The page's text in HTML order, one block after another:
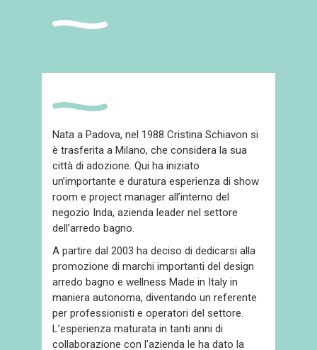
Nata a Padova, nel 1988 Cristina Schiavon si
è trasferita a Milano, che considera la sua
città di adozione. Qui ha iniziato
un’importante e duratura esperienza di show
room e project manager all’interno del
negozio Inda, azienda leader nel settore
dell’arredo bagno.
A partire dal 2003 ha deciso di dedicarsi alla
promozione di marchi importanti del design
arredo bagno e wellness Made in Italy in
maniera autonoma, diventando un referente
per professionisti e operatori del settore.
L’esperienza maturata in tanti anni di
collaborazione con l’azienda le ha dato la